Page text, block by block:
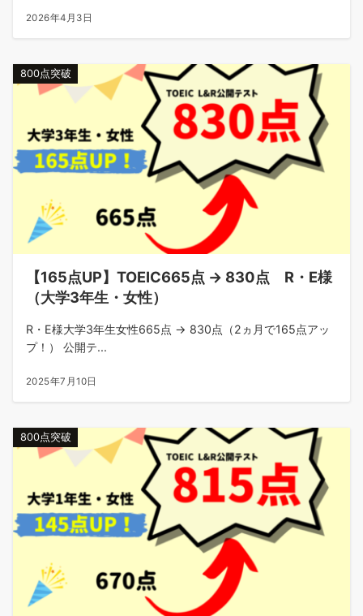
2026年4月3日
800点突破
【165点UP】TOEIC665点 → 830点 R・E様
（大学3年生・女性）
R・E様大学3年生女性665点 → 830点（2ヵ月で165点アッ
プ！） 公開テ...
2025年7月10日
800点突破